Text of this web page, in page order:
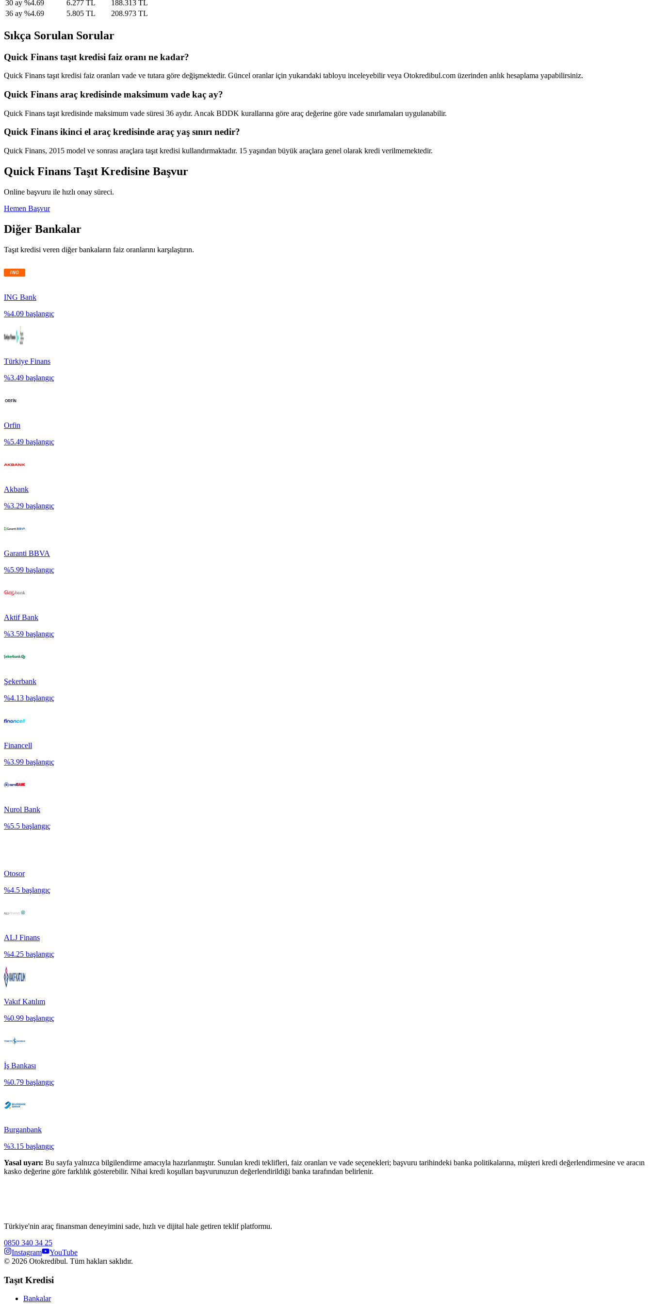
30 ay %4.69 6.277 TL
188.313 TL
36 ay %4.69 5.805 TL 208.973 TL
Sıkça Sorulan Sorular
Quick Finans taşıt kredisi faiz oranı ne kadar?
Quick Finans taşıt kredisi faiz oranları vade ve tutara göre değişmektedir. Güncel oranlar için yukarıdaki tabloyu inceleyebilir veya Otokredibul.com üzerinden anlık hesaplama yapabilirsiniz.
Quick Finans araç kredisinde maksimum vade kaç ay?
Quick Finans taşıt kredisinde maksimum vade süresi 36 aydır. Ancak BDDK kurallarına göre araç değerine göre vade sınırlamaları uygulanabilir.
Quick Finans ikinci el araç kredisinde araç yaş sınırı nedir?
Quick Finans, 2015 model ve sonrası araçlara taşıt kredisi kullandırmaktadır. 15 yaşından büyük araçlara genel olarak kredi verilmemektedir.
Quick Finans Taşıt Kredisine Başvur
Online başvuru ile hızlı onay süreci.
Hemen Başvur
Diğer Bankalar
Taşıt kredisi veren diğer bankaların faiz oranlarını karşılaştırın.
ING Bank
%4.09 başlangıç
Türkiye Finans
%3.49 başlangıç
Orfin
%5.49 başlangıç
Akbank
%3.29 başlangıç
Garanti BBVA
%5.99 başlangıç
Aktif Bank
%3.59 başlangıç
Şekerbank
%4.13 başlangıç
Financell
%3.99 başlangıç
Nurol Bank
%5.5 başlangıç
Otosor
%4.5 başlangıç
ALJ Finans
%4.25 başlangıç
Vakıf Katılım
%0.99 başlangıç
İş Bankası
%0.79 başlangıç
Burganbank
%3.15 başlangıç
Yasal uyarı: Bu sayfa yalnızca bilgilendirme amacıyla hazırlanmıştır. Sunulan kredi teklifleri, faiz oranları ve vade seçenekleri; başvuru tarihindeki banka politikalarına, müşteri kredi değerlendirmesine ve aracın
kasko değerine göre farklılık gösterebilir. Nihai kredi koşulları başvurunuzun değerlendirildiği banka tarafından belirlenir.
Türkiye'nin araç finansman deneyimini sade, hızlı ve dijital hale getiren teklif platformu.
0850 340 34 25
Instagram
YouTube
© 2026 Otokredibul. Tüm hakları saklıdır.
Taşıt Kredisi
Bankalar